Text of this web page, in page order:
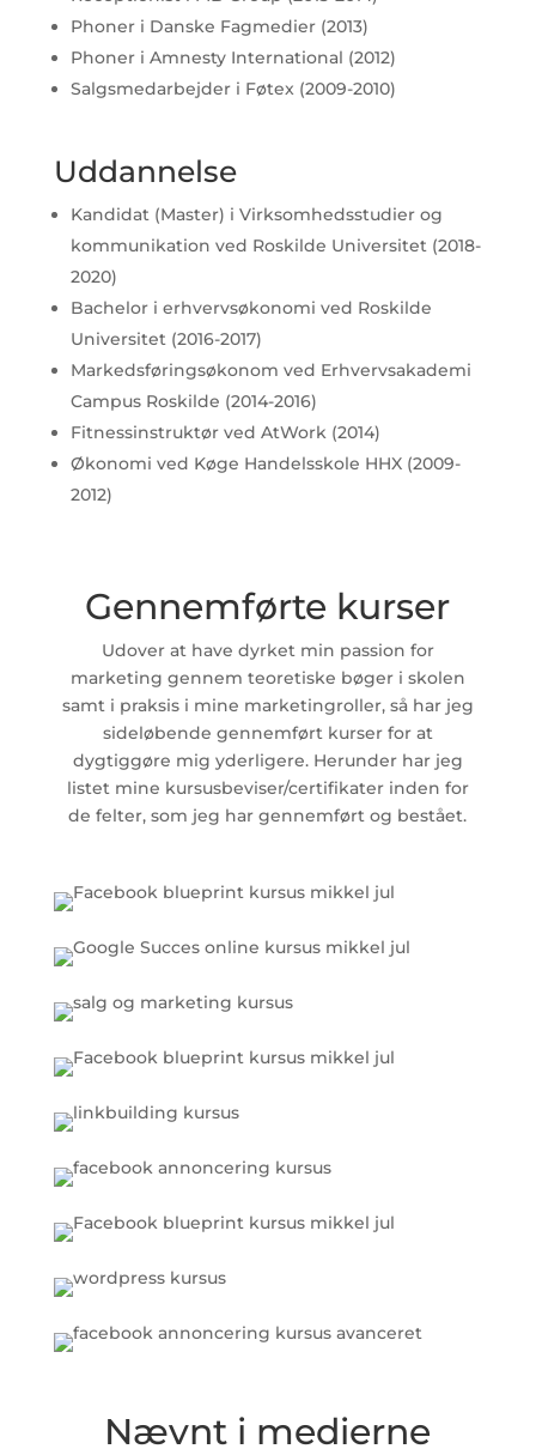
Phoner i Danske Fagmedier (2013)
Phoner i Amnesty International (2012)
Salgsmedarbejder i Føtex (2009-2010)
Uddannelse
Kandidat (Master) i Virksomhedsstudier og
kommunikation ved Roskilde Universitet (2018-
2020)
Bachelor i erhvervsøkonomi ved Roskilde
Universitet (2016-2017)
Markedsføringsøkonom ved Erhvervsakademi
Campus Roskilde (2014-2016)
Fitnessinstruktør ved AtWork (2014)
Økonomi ved Køge Handelsskole HHX (2009-
2012)
Gennemførte kurser
Udover at have dyrket min passion for
marketing gennem teoretiske bøger i skolen
samt i praksis i mine marketingroller, så har jeg
sideløbende gennemført kurser for at
dygtiggøre mig yderligere. Herunder har jeg
listet mine kursusbeviser/certifikater inden for
de felter, som jeg har gennemført og bestået.
Nævnt i medierne